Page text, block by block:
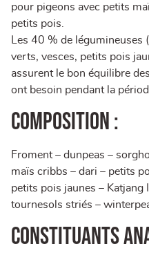
pour pigeons avec petits
petits pois.
Les 40 % de légumineuses
verts, vesces, petits pois
assurent le bon équilibre
ont besoin pendant la
Composition :
Froment – dunpeas –
maïs cribbs – dari – petits
petits pois jaunes – Katjang
tournesols striés –
Constituants